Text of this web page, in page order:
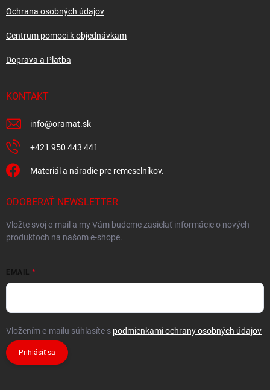
Ochrana osobných údajov
Centrum pomoci k objednávkam
Doprava a Platba
KONTAKT
info@oramat.sk
+421 950 443 441
Materiál a náradie pre remeselníkov.
ODOBERAŤ NEWSLETTER
Vložte svoj e-mail a my Vám budeme zasielať informácie o nových
produktoch na našom e-shope.
EMAIL
Vložením e-mailu súhlasíte s podmienkami ochrany osobných údajov
Prihlásiť sa